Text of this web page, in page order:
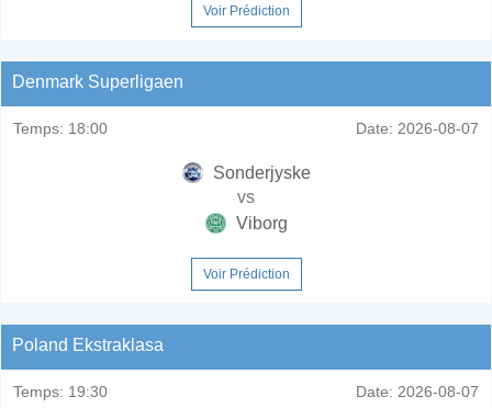
Voir Prédiction
Denmark Superligaen
Temps: 18:00 Date: 2026-08-07
Sonderjyske
vs
Viborg
Voir Prédiction
Poland Ekstraklasa
Temps: 19:30 Date: 2026-08-07